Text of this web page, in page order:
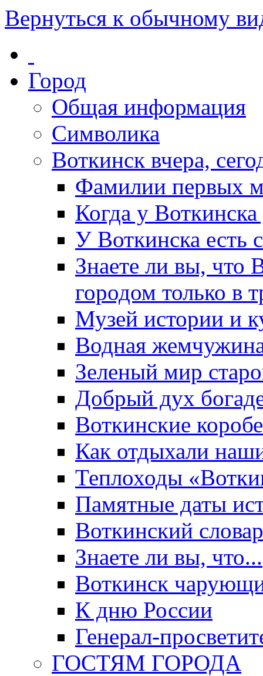
Вернуться к обычному
Город
Общая информация
Символика
Воткинск вчера,
Фамилии первых
Когда у
У Воткинска есть
Знаете ли вы, что
городом только в
Музей истории и
Водная
Зеленый мир
Добрый дух
Воткинские
Как отдыхали
Теплоходы
Памятные даты
Воткинский
Знаете ли вы, что...
Воткинск
К дню России
Генерал-
ГОСТЯМ ГОРОДА